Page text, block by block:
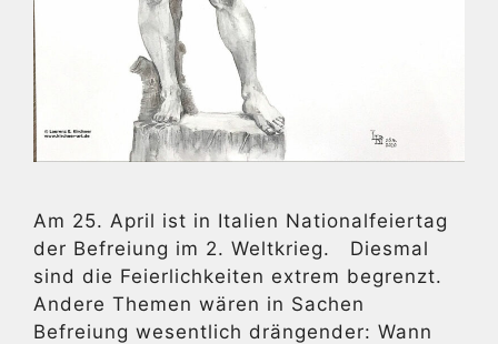
Am 25. April ist in Italien Nationalfeiertag
der Befreiung im 2. Weltkrieg. Diesmal
sind die Feierlichkeiten extrem begrenzt.
Andere Themen wären in Sachen
Befreiung wesentlich drängender: Wann